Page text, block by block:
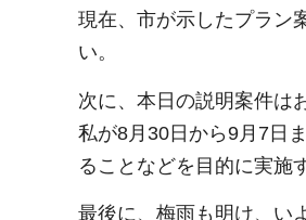
現在、市が示したプラン
い。
次に、本日の説明案件は
私が8月30日から9月7日
ることなどを目的に実施
最後に、梅雨も明け、い